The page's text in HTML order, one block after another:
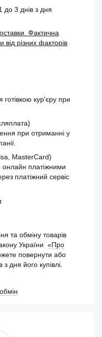
до 3 днів з дня
Фактична
від різних факторів
кур'єру при
при отриманні у
MasterCard)
платіжними
платіжний сервіс
та обміну товарів
України «Про
повернути або
дня його купівлі.